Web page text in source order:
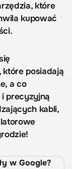
które
kupować
posiadają
a co
precyzyjną
kabli,
w Google?